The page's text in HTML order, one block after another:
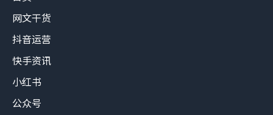
网文干货
抖音运营
快手资讯
小红书
公众号